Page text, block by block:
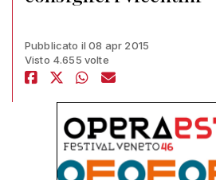
Pubblicato il 08 apr 2015
Visto 4.655 volte